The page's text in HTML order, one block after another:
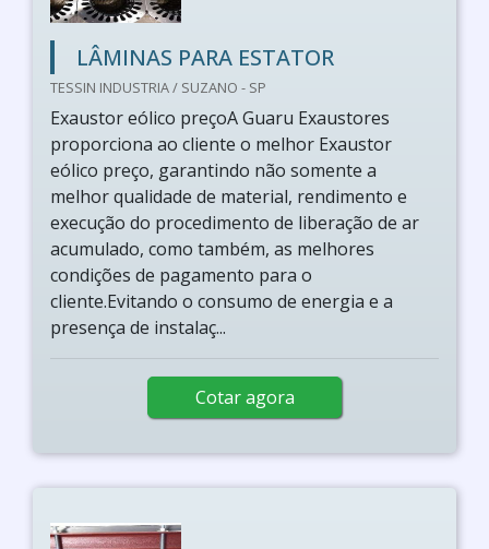
LÂMINAS PARA ESTATOR
TESSIN INDUSTRIA / SUZANO - SP
Exaustor eólico preçoA Guaru Exaustores
proporciona ao cliente o melhor Exaustor
eólico preço, garantindo não somente a
melhor qualidade de material, rendimento e
execução do procedimento de liberação de ar
acumulado, como também, as melhores
condições de pagamento para o
cliente.Evitando o consumo de energia e a
presença de instalaç...
Cotar agora